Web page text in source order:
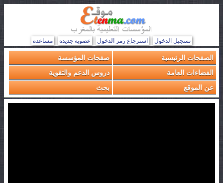
تسجيل الدخول استرجاع رمز الدخول عضوية جديدة مساعدة
الصفحات الرئيسية
صفحات المؤسسة
الفضاءات العامة
دروس الدعم والتقوية
عن الموقع
بحث